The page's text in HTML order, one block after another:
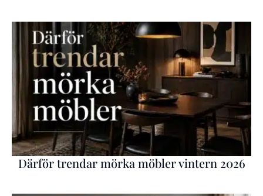
Därför trendar mörka möbler vintern 2026